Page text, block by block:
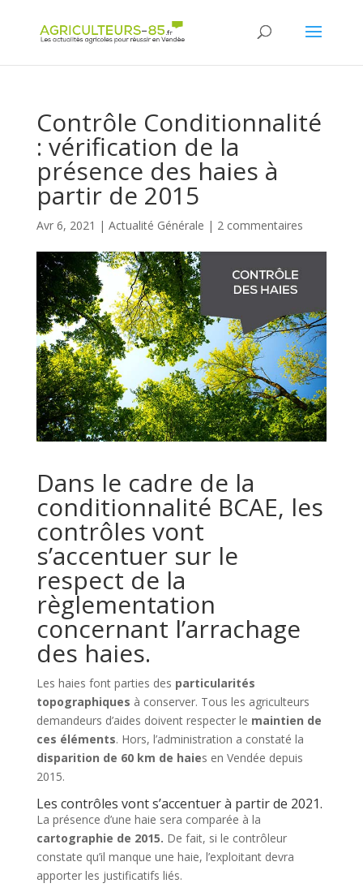
Contrôle Conditionnalité
: vérification de la
présence des haies à
partir de 2015
Avr 6, 2021 | Actualité Générale | 2 commentaires
Dans le cadre de la
conditionnalité BCAE, les
contrôles vont
s’accentuer sur le
respect de la
règlementation
concernant l’arrachage
des haies.
Les haies font parties des particularités
topographiques à conserver. Tous les agriculteurs
demandeurs d’aides doivent respecter le maintien de
ces éléments. Hors, l’administration a constaté la
disparition de 60 km de haies en Vendée depuis
2015.
Les contrôles vont s’accentuer à partir de 2021.
La présence d’une haie sera comparée à la
cartographie de 2015. De fait, si le contrôleur
constate qu’il manque une haie, l’exploitant devra
apporter les justificatifs liés.